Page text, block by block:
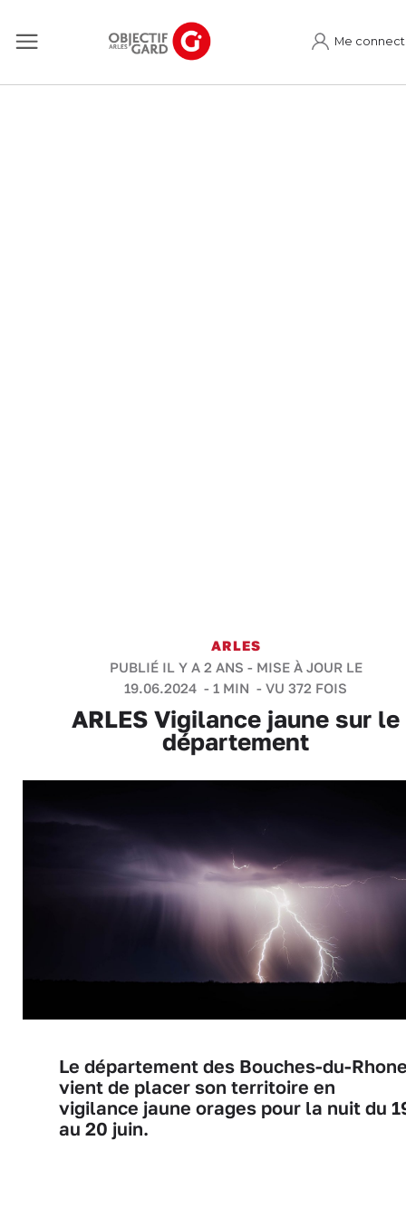
Me
ARLES
PUBLIÉ IL Y A 2 ANS - MISE À JOUR LE
19.06.2024 - 1 MIN - VU 372 FOIS
ARLES Vigilance jaune sur le
département
Le département des Bouches-du-
vient de placer son territoire en
vigilance jaune orages pour la nuit du
au 20 juin.